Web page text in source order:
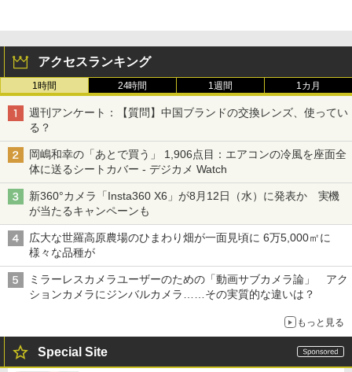
アクセスランキング
1時間 24時間 1週間 1カ月
週刊アンケート：【質問】中国ブランドの交換レンズ、使ってい
る？
岡嶋和幸の「あとで買う」 1,906点目：エアコンの冷風を座面全
体に送るシートカバー - デジカメ Watch
新360°カメラ「Insta360 X6」が8月12日（水）に発表か 実機
が当たるキャンペーンも
広大な世羅高原農場のひまわり畑が一面見頃に 6万5,000㎡に
様々な品種が
ミラーレスカメラユーザーのための「動画サブカメラ論」 アク
ションカメラにジンバルカメラ……その実質的な違いは？
もっと見る
Special Site